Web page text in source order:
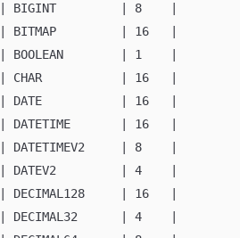
| BIGINT         | 8    |
| BITMAP         | 16   |
| BOOLEAN        | 1    |
| CHAR           | 16   |
| DATE           | 16   |
| DATETIME       | 16   |
| DATETIMEV2     | 8    |
| DATEV2         | 4    |
| DECIMAL128     | 16   |
| DECIMAL32      | 4    |